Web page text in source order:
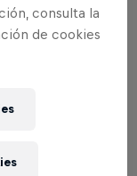
consulta la
de cookies